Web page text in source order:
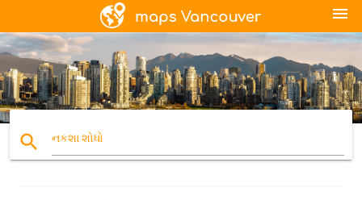
menu
search નકશા શોધો